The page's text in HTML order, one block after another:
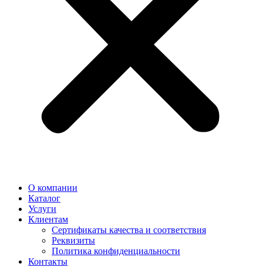
О компании
Каталог
Услуги
Клиентам
Сертификаты качества и соответствия
Реквизиты
Политика конфиден­циальности
Контакты